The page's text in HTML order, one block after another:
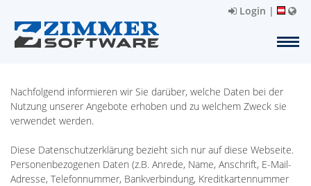
Login |
Nachfolgend informieren wir Sie darüber, welche Daten bei der
Nutzung unserer Angebote erhoben und zu welchem Zweck sie
verwendet werden.
Diese Datenschutzerklärung bezieht sich nur auf diese Webseite.
Personenbezogenen Daten (z.B. Anrede, Name, Anschrift, E-Mail-
Adresse, Telefonnummer, Bankverbindung, Kreditkartennummer